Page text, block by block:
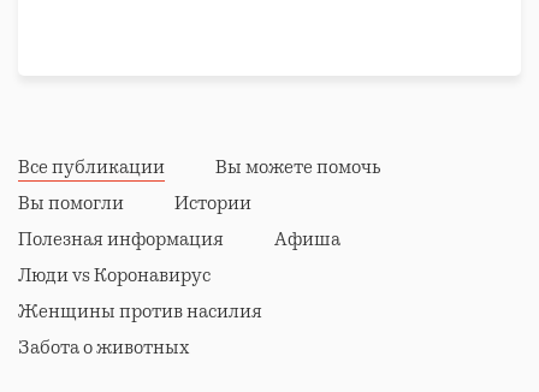
Все публикации
Вы можете помочь
Вы помогли
Истории
Полезная информация
Афиша
Люди vs Коронавирус
Женщины против насилия
Забота о животных